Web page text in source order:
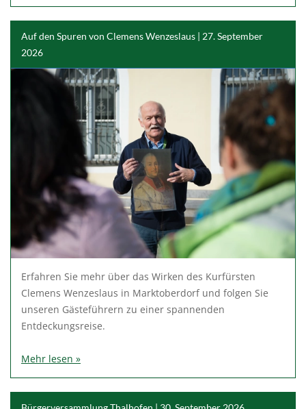
Auf den Spuren von Clemens Wenzeslaus | 27. September
2026
Erfahren Sie mehr über das Wirken des Kurfürsten
Clemens Wenzeslaus in Marktoberdorf und folgen Sie
unseren Gästeführern zu einer spannenden
Entdeckungsreise.
Mehr lesen »